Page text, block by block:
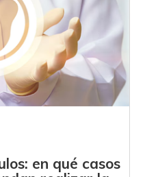
en qué casos